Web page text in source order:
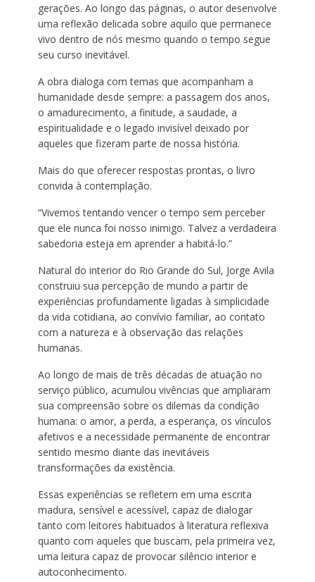
gerações. Ao longo das páginas, o autor desenvolve
uma reflexão delicada sobre aquilo que permanece
vivo dentro de nós mesmo quando o tempo segue
seu curso inevitável.
A obra dialoga com temas que acompanham a
humanidade desde sempre: a passagem dos anos,
o amadurecimento, a finitude, a saudade, a
espiritualidade e o legado invisível deixado por
aqueles que fizeram parte de nossa história.
Mais do que oferecer respostas prontas, o livro
convida à contemplação.
“Vivemos tentando vencer o tempo sem perceber
que ele nunca foi nosso inimigo. Talvez a verdadeira
sabedoria esteja em aprender a habitá-lo.”
Natural do interior do Rio Grande do Sul, Jorge Avila
construiu sua percepção de mundo a partir de
experiências profundamente ligadas à simplicidade
da vida cotidiana, ao convívio familiar, ao contato
com a natureza e à observação das relações
humanas.
Ao longo de mais de três décadas de atuação no
serviço público, acumulou vivências que ampliaram
sua compreensão sobre os dilemas da condição
humana: o amor, a perda, a esperança, os vínculos
afetivos e a necessidade permanente de encontrar
sentido mesmo diante das inevitáveis
transformações da existência.
Essas experiências se refletem em uma escrita
madura, sensível e acessível, capaz de dialogar
tanto com leitores habituados à literatura reflexiva
quanto com aqueles que buscam, pela primeira vez,
uma leitura capaz de provocar silêncio interior e
autoconhecimento.